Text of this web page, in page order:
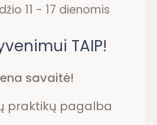
11 - 17 dienomis
TAIP!
savaitė!
praktikų pagalba